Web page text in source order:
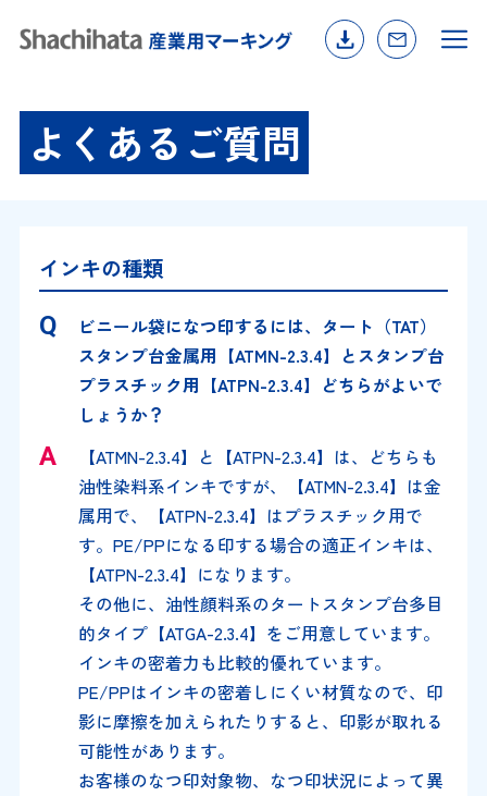
よくあるご質問
インキの種類
ビニール袋になつ印するには、タート（TAT）
スタンプ台金属用【ATMN-2.3.4】とスタンプ台
プラスチック用【ATPN-2.3.4】どちらがよいで
しょうか？
【ATMN-2.3.4】と【ATPN-2.3.4】は、どちらも
油性染料系インキですが、【ATMN-2.3.4】は金
属用で、【ATPN-2.3.4】はプラスチック用で
す。PE/PPになる印する場合の適正インキは、
【ATPN-2.3.4】になります。
その他に、油性顔料系のタートスタンプ台多目
的タイプ【ATGA-2.3.4】をご用意しています。
インキの密着力も比較的優れています。
PE/PPはインキの密着しにくい材質なので、印
影に摩擦を加えられたりすると、印影が取れる
可能性があります。
お客様のなつ印対象物、なつ印状況によって異